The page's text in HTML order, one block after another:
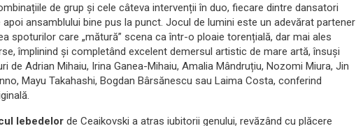
de grup și cele câteva intervenții în duo, fiecare dintre dansatori
ansamblului bine pus la punct. Jocul de lumini este un adevărat partener
spoturilor care „mătură” scena ca într-o ploaie torențială, dar mai ales
împlinind și completând excelent demersul artistic de mare artă, însuși
de Adrian Mihaiu, Irina Ganea-Mihaiu, Amalia Mândruțiu, Nozomi Miura, Jin
Mayu Takahashi, Bogdan Bârsănescu sau Laima Costa, conferind
lebedelor de Ceaikovski a atras iubitorii genului, revăzând cu plăcere